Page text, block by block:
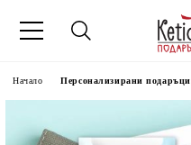
Начало Персонализирани подаръци